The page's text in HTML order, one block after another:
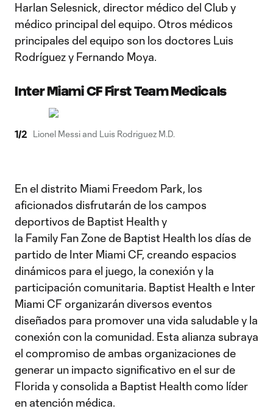
Harlan Selesnick, director médico del Club y
médico principal del equipo. Otros médicos
principales del equipo son los doctores Luis
Rodríguez y Fernando Moya.
Inter Miami CF First Team Medicals
1/2 Lionel Messi and Luis Rodriguez M.D.
En el distrito Miami Freedom Park, los
aficionados disfrutarán de los campos
deportivos de Baptist Health y
la Family Fan Zone de Baptist Health los días de
partido de Inter Miami CF, creando espacios
dinámicos para el juego, la conexión y la
participación comunitaria. Baptist Health e Inter
Miami CF organizarán diversos eventos
diseñados para promover una vida saludable y la
conexión con la comunidad. Esta alianza subraya
el compromiso de ambas organizaciones de
generar un impacto significativo en el sur de
Florida y consolida a Baptist Health como líder
en atención médica.